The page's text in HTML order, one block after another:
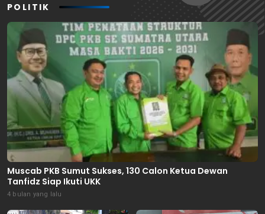
POLITIK
Muscab PKB Sumut Sukses, 130 Calon Ketua Dewan
Tanfidz Siap Ikuti UKK
4 bulan yang lalu